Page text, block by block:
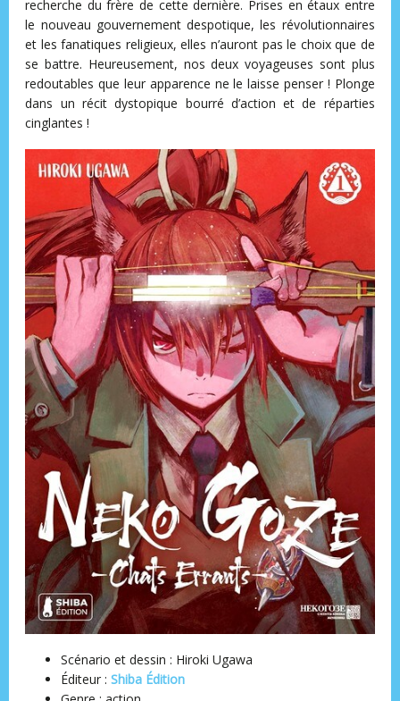
recherche du frère de cette dernière. Prises en étaux entre
le nouveau gouvernement despotique, les révolutionnaires
et les fanatiques religieux, elles n’auront pas le choix que de
se battre. Heureusement, nos deux voyageuses sont plus
redoutables que leur apparence ne le laisse penser ! Plonge
dans un récit dystopique bourré d’action et de réparties
cinglantes !
Scénario et dessin : Hiroki Ugawa
Éditeur :Shiba Édition